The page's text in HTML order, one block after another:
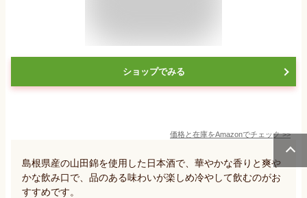
ショップでみる
価格と在庫をAmazonでチェック>>
島根県産の山田錦を使用した日本酒で、華やかな香りと爽や
かな飲み口で、品のある味わいが楽しめ冷やして飲むのがお
すすめです。